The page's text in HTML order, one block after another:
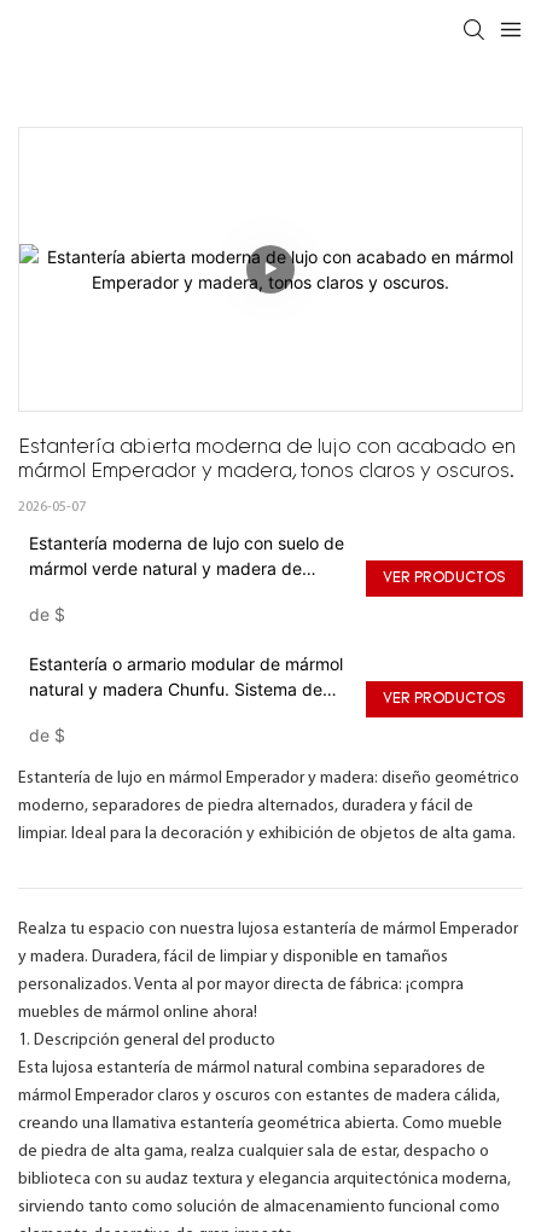
Estantería abierta moderna de lujo con acabado en
mármol Emperador y madera, tonos claros y oscuros.
2026-05-07
Estantería moderna de lujo con suelo de
mármol verde natural y madera de
de $
VER PRODUCTOS
Estantería o armario modular de mármol
natural y madera Chunfu. Sistema de
de $
VER PRODUCTOS
Estantería de lujo en mármol Emperador y madera: diseño geométrico
moderno, separadores de piedra alternados, duradera y fácil de
limpiar. Ideal para la decoración y exhibición de objetos de alta gama.
Realza tu espacio con nuestra lujosa estantería de mármol Emperador
y madera. Duradera, fácil de limpiar y disponible en tamaños
personalizados. Venta al por mayor directa de fábrica: ¡compra
muebles de mármol online ahora!
1. Descripción general del producto
Esta lujosa estantería de mármol natural combina separadores de
mármol Emperador claros y oscuros con estantes de madera cálida,
creando una llamativa estantería geométrica abierta. Como mueble
de piedra de alta gama, realza cualquier sala de estar, despacho o
biblioteca con su audaz textura y elegancia arquitectónica moderna,
sirviendo tanto como solución de almacenamiento funcional como